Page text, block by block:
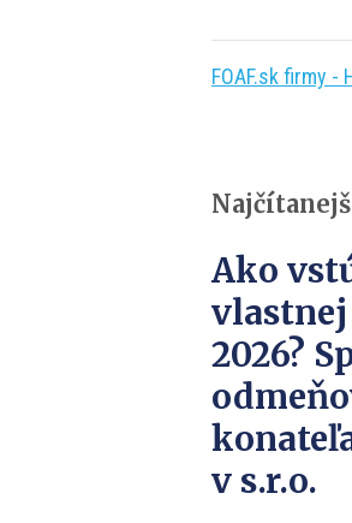
FOAF.sk firmy -
Ako
vlastnej
2026?
v s.r.o.